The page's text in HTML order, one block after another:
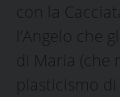
con la
l’Angelo che
di Maria (che
plasticismo di